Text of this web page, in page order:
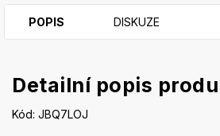
POPIS DISKUZE
Detailní popis
Kód: JBQ7LOJ